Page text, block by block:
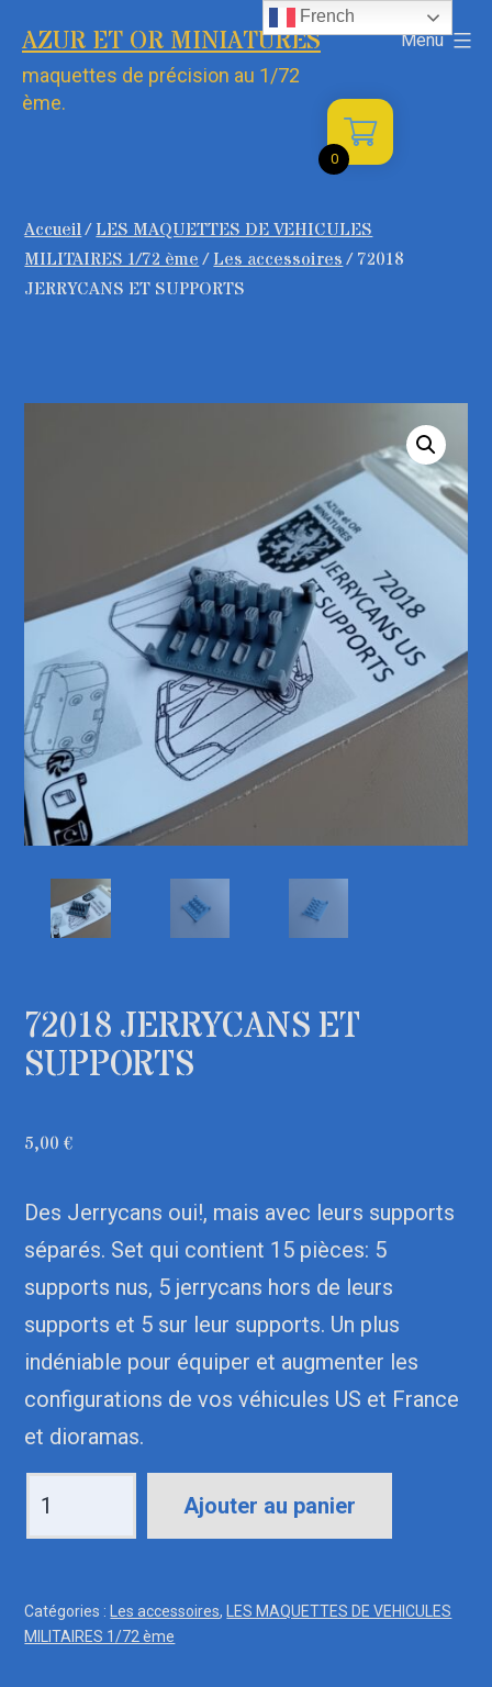
contenu
AZUR ET OR MINIATURES
maquettes de précision au 1/72
ème.
Menu
Accueil/LES MAQUETTES DE VEHICULES
MILITAIRES 1/72 ème/Les accessoires/ 72018
JERRYCANS ET SUPPORTS
72018 JERRYCANS ET
SUPPORTS
5,00€
Des Jerrycans oui!, mais avec leurs supports
séparés. Set qui contient 15 pièces: 5
supports nus, 5 jerrycans hors de leurs
supports et 5 sur leur supports. Un plus
indéniable pour équiper et augmenter les
configurations de vos véhicules US et France
et dioramas.
ET
Ajouter au panier
Catégories : Les accessoires, LES MAQUETTES DE VEHICULES
MILITAIRES 1/72 ème
French
0